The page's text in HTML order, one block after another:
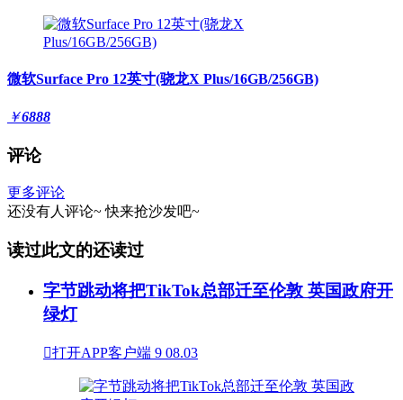
微软Surface Pro 12英寸(骁龙X Plus/16GB/256GB)
￥6888
评论
更多评论
还没有人评论~ 快来抢沙发吧~
读过此文的还读过
字节跳动将把TikTok总部迁至伦敦 英国政府开
绿灯
打开APP客户端 9 08.03